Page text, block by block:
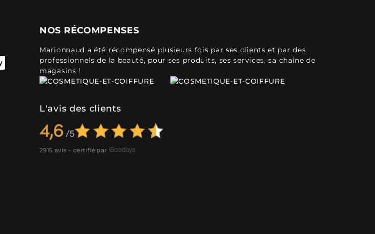
NOS RÉCOMPENSES
Marionnaud a été récompensé plusieurs fois par ses clients et par des
professionnels de la beauté, pour ses produits, ses services, sa chaîne de
magasins !
L'avis des clients
4,6
2915 avis - certifié par